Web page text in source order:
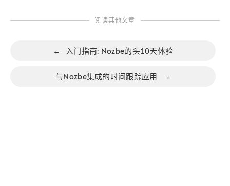
阅读其他文章
← 入门指南: Nozbe的头10天体验
与Nozbe集成的时间跟踪应用 →